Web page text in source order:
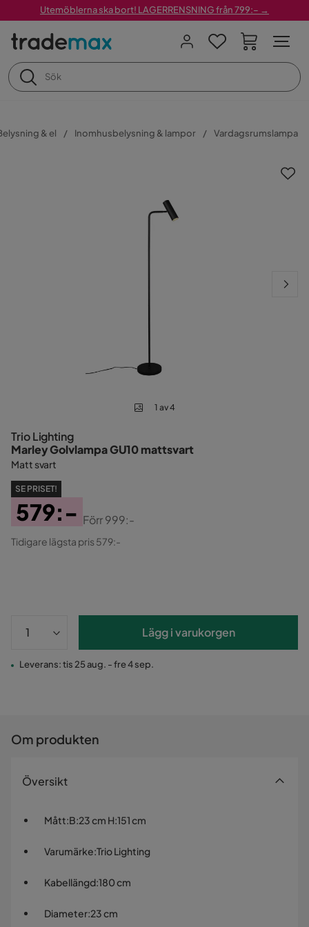
Utemöblerna ska bort! LAGERRENSNING från 799:– →
& el Inomhusbelysning & lampor Vardagsrumslampa
1 av 4
Trio Lighting
Marley Golvlampa GU10 mattsvart
Matt svart
SE PRISET!
Pris
579:-
Original
Förr999:-
Tidigare lägsta pris 579:-
Lägg i varukorgen
Leverans: tis 25 aug. - fre 4 sep.
Om produkten
Översikt
Mått:B:23 cm H:151 cm
Varumärke:Trio Lighting
Kabellängd:180 cm
Diameter:23 cm